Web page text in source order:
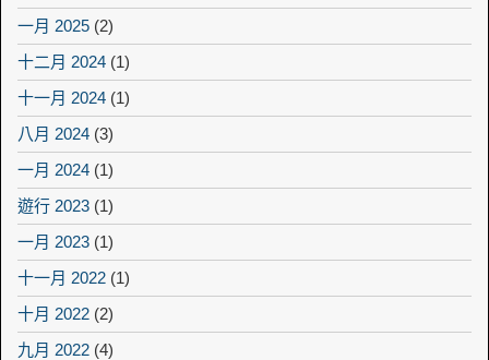
一月 2025 (2)
十二月 2024 (1)
十一月 2024 (1)
八月 2024 (3)
一月 2024 (1)
遊行 2023 (1)
一月 2023 (1)
十一月 2022 (1)
十月 2022 (2)
九月 2022 (4)